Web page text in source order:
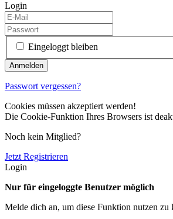
Login
Eingeloggt bleiben
Passwort vergessen?
Cookies müssen akzeptiert werden!
Die Cookie-Funktion Ihres Browsers ist
Noch kein Mitglied?
Jetzt Registrieren
Login
Nur für eingeloggte Benutzer möglich
Melde dich an, um diese Funktion nutzen zu